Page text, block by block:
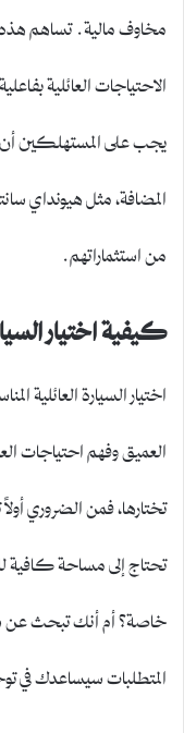
مخاوف مالية. تساهم هذه
الاحتياجات العائلية
يجب على المستهلكين أن
المضافة، مثل هيونداي
من استثماراتهم.
كيفية اختيار
اختيار السيارة
العميق وفهم احتياجات
تختارها، فمن الضروري
تحتاج إلى مساحة
خاصة؟ أم أنك تبحث عن
المتطلبات سيساعدك في